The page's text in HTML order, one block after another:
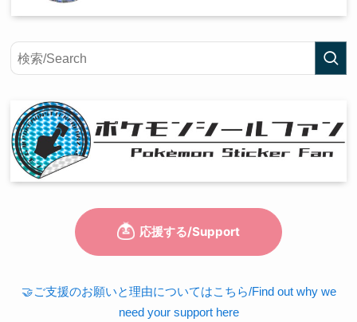
🤝ご支援のお願いと理由についてはこちら/Find out why we
need your support here